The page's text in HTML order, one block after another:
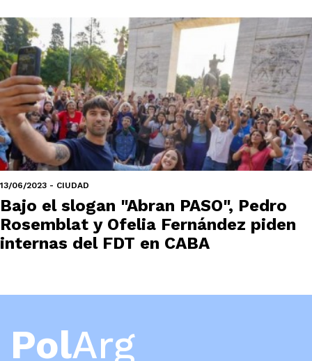
13/06/2023 - CIUDAD
Bajo el slogan "Abran PASO", Pedro
Rosemblat y Ofelia Fernández piden
internas del FDT en CABA
PolArg